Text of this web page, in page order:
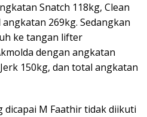
Snatch 118kg, Clean
269kg. Sedangkan
ke tangan lifter
dengan angkatan
150kg, dan total angkatan
dicapai M Faathir tidak diikuti